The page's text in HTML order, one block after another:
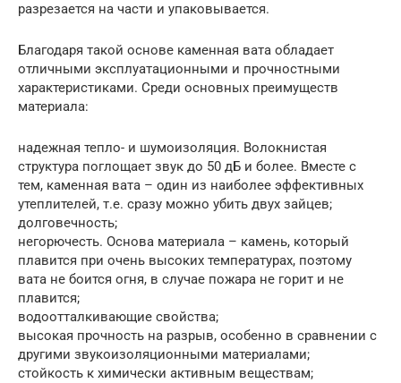
разрезается на части и упаковывается.
Благодаря такой основе каменная вата обладает
отличными эксплуатационными и прочностными
характеристиками. Среди основных преимуществ
материала:
надежная тепло- и шумоизоляция. Волокнистая
структура поглощает звук до 50 дБ и более. Вместе с
тем, каменная вата – один из наиболее эффективных
утеплителей, т.е. сразу можно убить двух зайцев;
долговечность;
негорючесть. Основа материала – камень, который
плавится при очень высоких температурах, поэтому
вата не боится огня, в случае пожара не горит и не
плавится;
водоотталкивающие свойства;
высокая прочность на разрыв, особенно в сравнении с
другими звукоизоляционными материалами;
стойкость к химически активным веществам;